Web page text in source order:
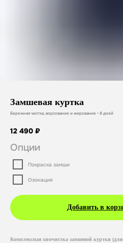
Замшевая куртка
Бережная чистка, ворсование и жирование • 8 дней
12 490 ₽
Опции
Покраска замши
Озонация
Добавить в
Комплексная химчистка замшевой куртки